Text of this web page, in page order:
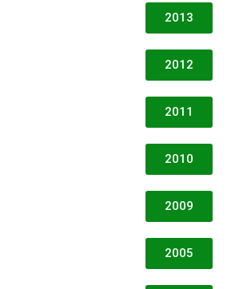
2013
2012
2011
2010
2009
2005